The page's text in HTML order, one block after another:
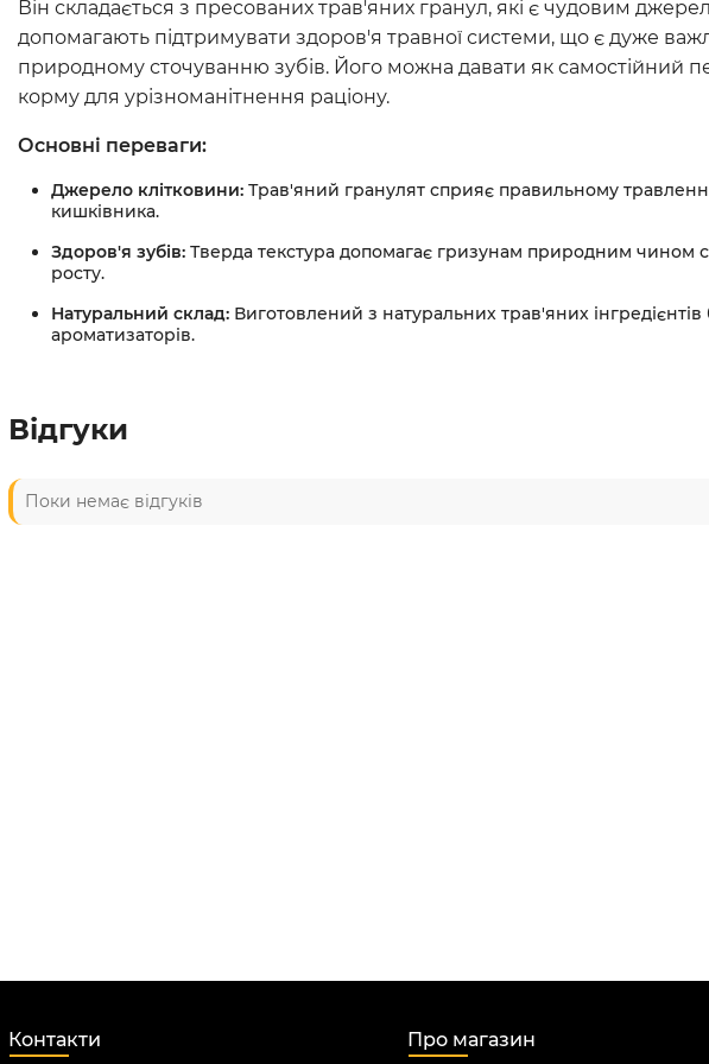
Він складається з пресованих трав'яних гранул, які є чудовим
допомагають підтримувати здоров'я травної системи, що є дуже
природному сточуванню зубів. Його можна давати як самостійний
корму для урізноманітнення раціону.
Основні переваги:
Джерело клітковини: Трав'яний гранулят сприяє правильному
кишківника.
Здоров'я зубів: Тверда текстура допомагає гризунам природним чином
росту.
Натуральний склад: Виготовлений з натуральних трав'яних
ароматизаторів.
Відгуки
Поки немає відгуків
Контакти Про магазин